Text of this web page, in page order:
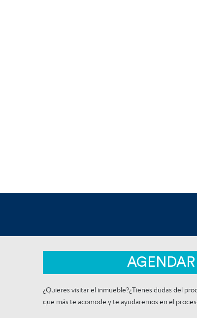
¿Quieres visitar el inmueble?¿Tienes dudas del
que más te acomode y te ayudaremos en el